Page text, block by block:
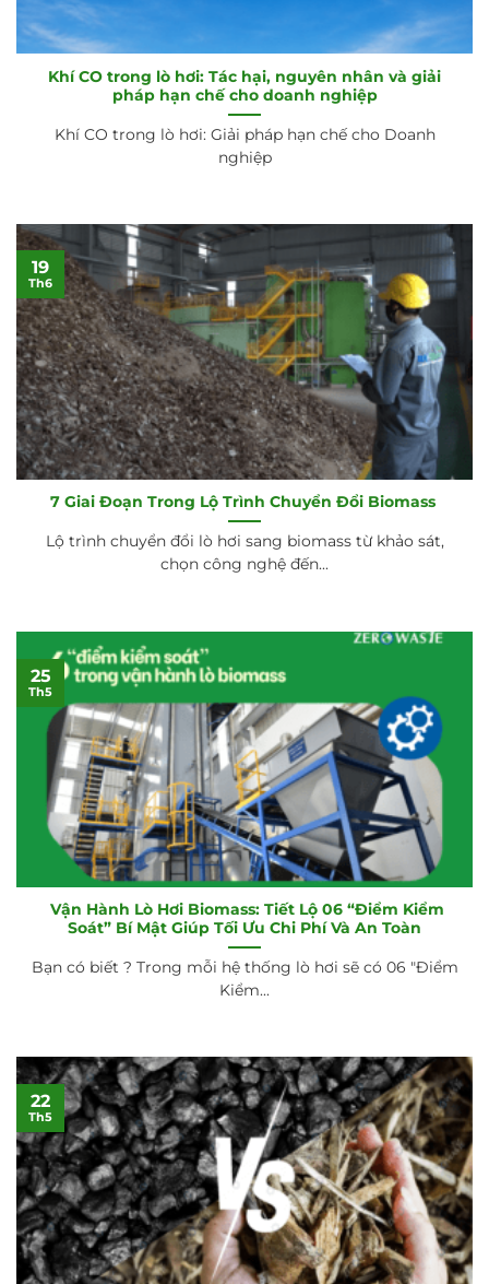
Khí CO trong lò hơi: Tác hại, nguyên nhân và giải
pháp hạn chế cho doanh nghiệp
Khí CO trong lò hơi: Giải pháp hạn chế cho Doanh
nghiệp
7 Giai Đoạn Trong Lộ Trình Chuyển Đổi Biomass
Lộ trình chuyển đổi lò hơi sang biomass từ khảo sát,
chọn công nghệ đến...
19
Th6
Vận Hành Lò Hơi Biomass: Tiết Lộ 06 “Điểm Kiểm
Soát” Bí Mật Giúp Tối Ưu Chi Phí Và An Toàn
Bạn có biết ? Trong mỗi hệ thống lò hơi sẽ có 06 "Điểm
Kiểm...
25
Th5
22
Th5